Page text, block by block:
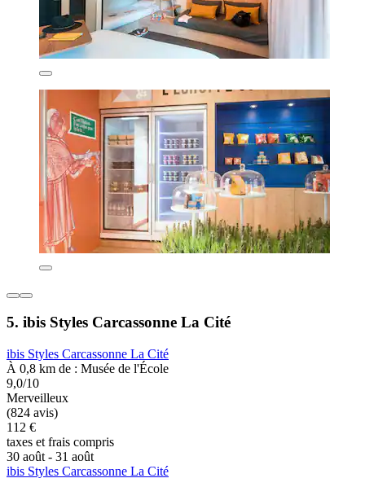
5. ibis Styles Carcassonne La Cité
ibis Styles Carcassonne La Cité
À 0,8 km de : Musée de l'École
9,0/10
Merveilleux
(824 avis)
112 €
taxes et frais compris
30 août - 31 août
ibis Styles Carcassonne La Cité